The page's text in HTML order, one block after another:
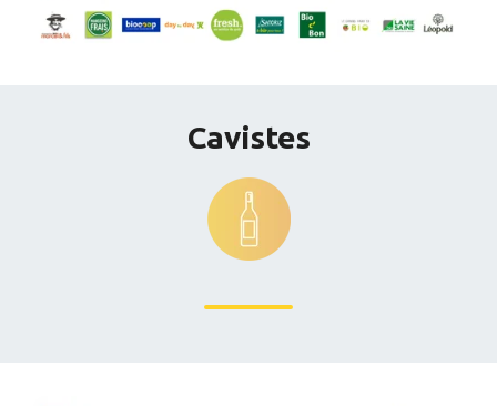
Cavistes